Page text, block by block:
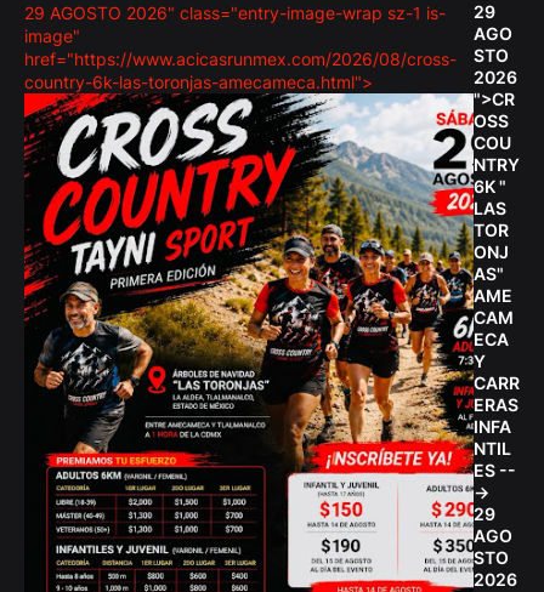
29 AGOSTO 2026" class="entry-image-wrap sz-1 is-
image"
href="https://www.acicasrunmex.com/2026/08/cross-
country-6k-las-toronjas-amecameca.html">
29
AGO
STO
2026
">CR
OSS
COU
NTRY
6K "
LAS
TOR
ONJ
AS"
AME
CAM
ECA
Y
CARR
ERAS
INFA
NTIL
ES --
->
29
AGO
STO
2026